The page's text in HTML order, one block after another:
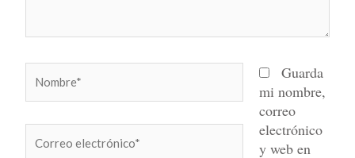
electrónico*
Guarda
mi nombre,
correo
electrónico
y web en